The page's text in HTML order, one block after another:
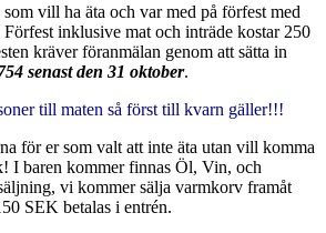
vill ha äta och var med på förfest med
inklusive mat och inträde kostar 250
kräver föranmälan genom att sätta in
senast den 31 oktober.
till maten så först till kvarn gäller!!!
för er som valt att inte äta utan vill komma
I baren kommer finnas Öl, Vin, och
vi kommer sälja varmkorv framåt
SEK betalas i entrén.